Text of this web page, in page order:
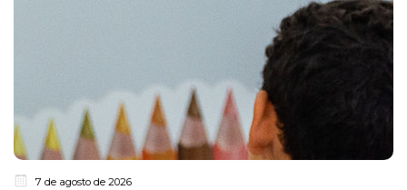
7 de agosto de 2026